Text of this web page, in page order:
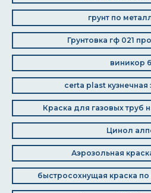
грунт по
Грунтовка гф 021
виникор
certa plast кузнечная
Краска для газовых труб
Цинол
Аэрозольная
быстросохнущая краска по